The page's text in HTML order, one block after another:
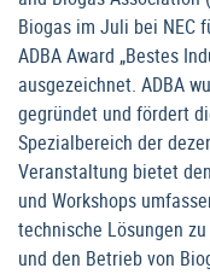
Biogas im Juli bei NEC
ADBA Award „Bestes
ausgezeichnet. ADBA
gegründet und fördert
Spezialbereich der
Veranstaltung bietet
und Workshops
technische Lösungen
und den Betrieb von